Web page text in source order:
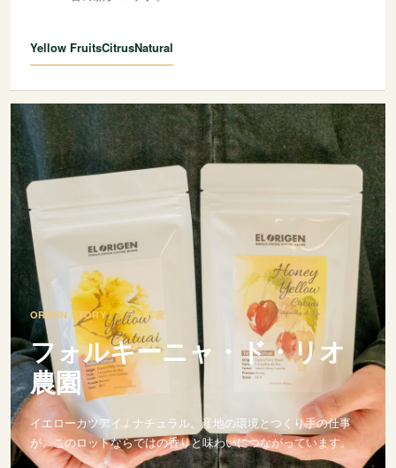
Yellow FruitsCitrusNatural
ORIGIN STORY / ブラジル産
フォルキーニャ・ド・リオ
農園
イエローカツアイ / ナチュラル。産地の環境とつくり手の仕事
が、このロットならではの香りと味わいにつながっています。